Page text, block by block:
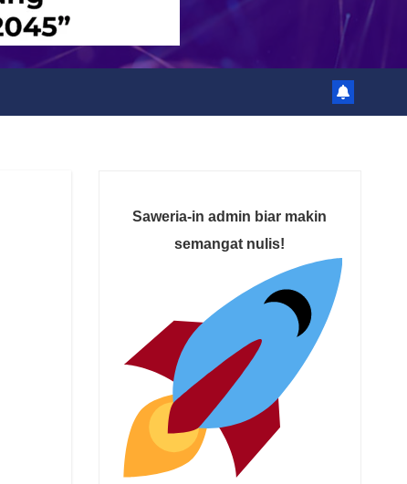
Saweria-in admin biar makin
semangat nulis!